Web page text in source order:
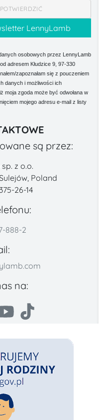
osobowych przez LennyLamb
adresem Kłudzice 9, 97-330
zapoznałam się z pouczeniem
danych i możliwości ich
moja zgoda może być odwołana w
mojego adresu e-mail z listy
są przez:
z o.o.
Poland
26-14
888-2
na: